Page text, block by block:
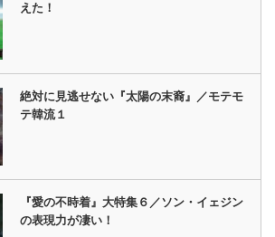
えた！
絶対に見逃せない『太陽の末裔』／モテモ
テ韓流１
『愛の不時着』大特集６／ソン・イェジン
の表現力が凄い！